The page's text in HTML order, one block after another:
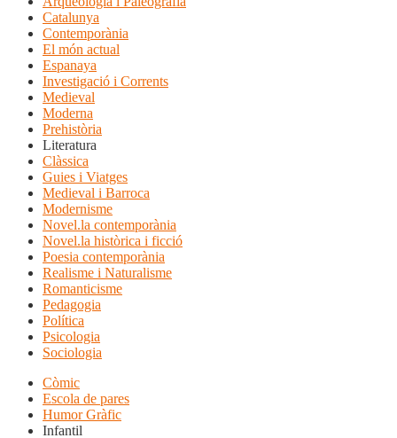
Catalunya
Contemporània
El món actual
Espanaya
Investigació i Corrents
Medieval
Moderna
Prehistòria
Literatura
Clàssica
Guies i Viatges
Medieval i Barroca
Modernisme
Novel.la contemporània
Novel.la històrica i ficció
Poesia contemporània
Realisme i Naturalisme
Romanticisme
Pedagogia
Política
Psicologia
Sociologia
Còmic
Escola de pares
Humor Gràfic
Infantil